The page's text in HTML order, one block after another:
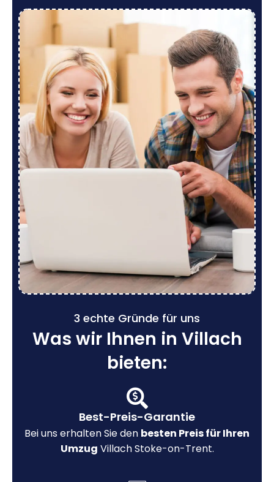
3 echte Gründe für uns
Was wir Ihnen in Villach
bieten:
Best-Preis-Garantie
Bei uns erhalten Sie den besten Preis für Ihren
Umzug Villach Stoke-on-Trent.